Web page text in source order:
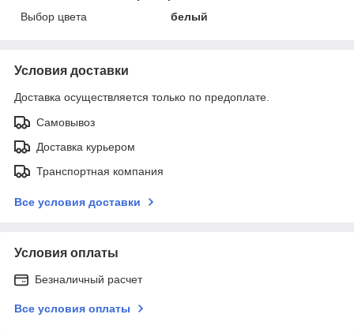
Выбор цвета
белый
Условия доставки
Доставка осуществляется только по предоплате.
Самовывоз
Доставка курьером
Транспортная компания
Все условия доставки
Условия оплаты
Безналичный расчет
Все условия оплаты